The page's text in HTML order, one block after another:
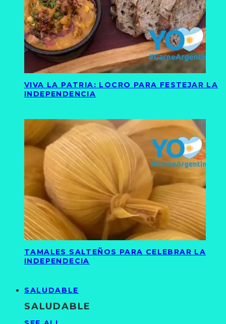
VIVA LA PATRIA: LOCRO PARA FESTEJAR LA
INDEPENDENCIA
TAMALES SALTEÑOS PARA CELEBRAR LA
INDEPENDECIA
SALUDABLE
SALUDABLE